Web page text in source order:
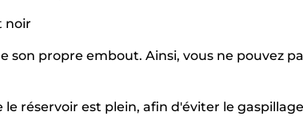
noir
son propre embout. Ainsi, vous ne pouvez
réservoir est plein, afin d'éviter le gaspillage